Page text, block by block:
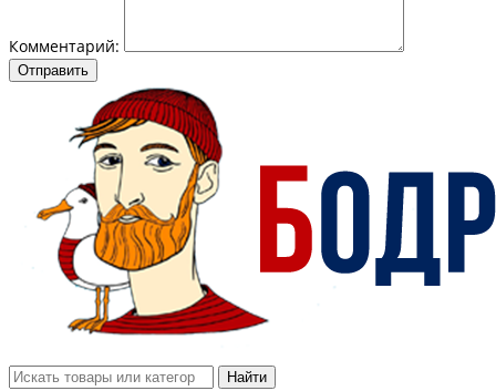
Комментарий:
Отправить
Найти